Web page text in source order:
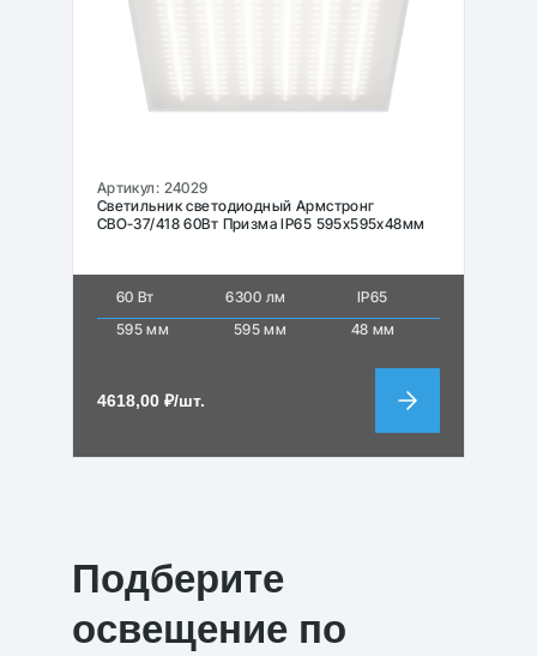
Артикул: 24029
Светильник светодиодный Армстронг
СВО-37/418 60Вт Призма IP65 595х595х48мм
60 Вт 6300 лм
IP65
595 мм
595 мм 48 мм
4618,00 ₽/шт.
Подберите
освещение по